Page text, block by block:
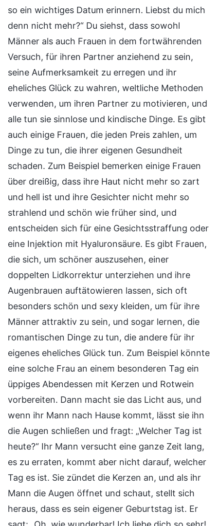
so ein wichtiges Datum erinnern. Liebst du mich
denn nicht mehr?“ Du siehst, dass sowohl
Männer als auch Frauen in dem fortwährenden
Versuch, für ihren Partner anziehend zu sein,
seine Aufmerksamkeit zu erregen und ihr
eheliches Glück zu wahren, weltliche Methoden
verwenden, um ihren Partner zu motivieren, und
alle tun sie sinnlose und kindische Dinge. Es gibt
auch einige Frauen, die jeden Preis zahlen, um
Dinge zu tun, die ihrer eigenen Gesundheit
schaden. Zum Beispiel bemerken einige Frauen
über dreißig, dass ihre Haut nicht mehr so zart
und hell ist und ihre Gesichter nicht mehr so
strahlend und schön wie früher sind, und
entscheiden sich für eine Gesichtsstraffung oder
eine Injektion mit Hyaluronsäure. Es gibt Frauen,
die sich, um schöner auszusehen, einer
doppelten Lidkorrektur unterziehen und ihre
Augenbrauen auftätowieren lassen, sich oft
besonders schön und sexy kleiden, um für ihre
Männer attraktiv zu sein, und sogar lernen, die
romantischen Dinge zu tun, die andere für ihr
eigenes eheliches Glück tun. Zum Beispiel könnte
eine solche Frau an einem besonderen Tag ein
üppiges Abendessen mit Kerzen und Rotwein
vorbereiten. Dann macht sie das Licht aus, und
wenn ihr Mann nach Hause kommt, lässt sie ihn
die Augen schließen und fragt: „Welcher Tag ist
heute?“ Ihr Mann versucht eine ganze Zeit lang,
es zu erraten, kommt aber nicht darauf, welcher
Tag es ist. Sie zündet die Kerzen an, und als ihr
Mann die Augen öffnet und schaut, stellt sich
heraus, dass es sein eigener Geburtstag ist. Er